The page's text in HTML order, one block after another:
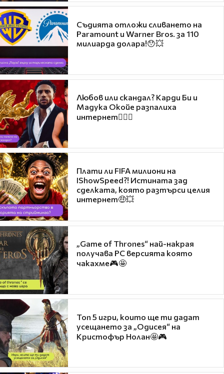
Съдията отложи сливането на
Paramount и Warner Bros. за 110
милиарда долара!😯💥
Любов или скандал? Карди Би и
Мадука Окойе разпалиха
интернет❤️‍🔥🔥
Плати ли FIFA милиони на
IShowSpeed?! Истината зад
сделката, която разтърси целия
интернет🤑💥
„Game of Thrones“ най-накрая
получава PC версията която
чакахме🎮🤩
Топ 5 игри, които ще ти дадат
усещането за „Одисея“ на
Кристофър Нолан🤩🎮